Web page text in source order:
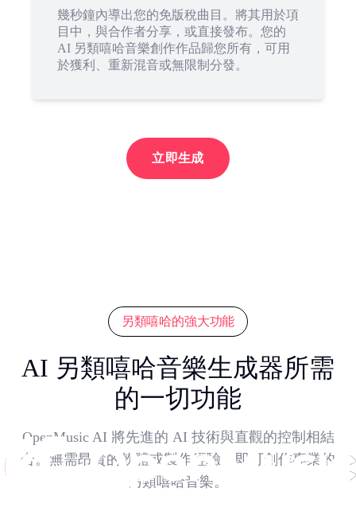
幾秒鐘內導出您的免版稅曲目。將其用於項
目中，與合作者分享，或直接發布。您的
AI 另類嘻哈音樂創作作品歸您所有，可用
於獲利、重新混音或無限制分發。
立即生成
另類嘻哈的強大功能
AI 另類嘻哈音樂生成器所需
的一切功能
OpenMusic AI 將先進的 AI 技術與直觀的控制相結
合。無需昂貴的軟體或製作經驗，即可創作專業的
另類嘻哈音樂。